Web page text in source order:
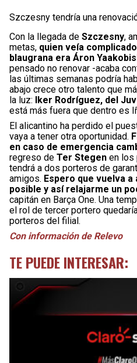
Szczesny tendría una
Con la llegada de Szczesny,
metas, quien veía
blaugrana era Áron
pensado no renovar -acaba
las últimas semanas podría
abajo crece otro talento que
la luz: Iker Rodríguez, del
está más fuera que dentro es
El alicantino ha perdido el
vaya a tener otra oportunidad.
en caso de emergencia
regreso de Ter Stegen en los
tendrá a dos porteros de
amigos. Espero que vuelva
posible y así relajarme un
capitán en Barça One. Una
el rol de tercer portero
porteros del filial.
Con información de Relevo
TE PUEDE INTERESAR: